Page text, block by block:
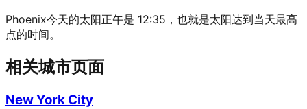
Phoenix今天的太阳正午是 12:35，也就是太阳达到当天最高
点的时间。
相关城市页面
New York City